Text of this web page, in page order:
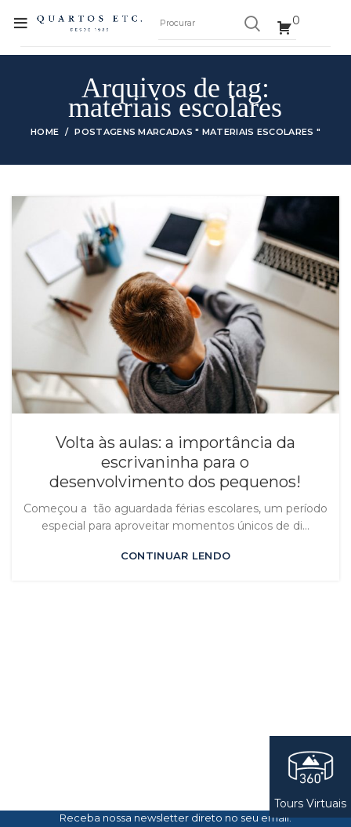
0
Arquivos de tag:
materiais escolares
HOME POSTAGENS MARCADAS " MATERIAIS ESCOLARES "
Volta às aulas: a importância da
escrivaninha para o
desenvolvimento dos pequenos!
Começou a tão aguardada férias escolares, um período
especial para aproveitar momentos únicos de di...
CONTINUAR LENDO
Receba nossa newsletter direto no seu email.
Tours Virtuais